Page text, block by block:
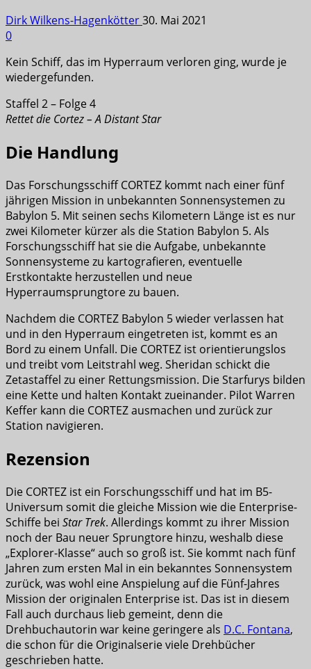
Dirk Wilkens-Hagenkötter30. Mai 2021
0
Kein Schiff, das im Hyperraum verloren ging, wurde je
wiedergefunden.
Staffel 2 – Folge 4
Rettet die Cortez – A Distant Star
Die Handlung
Das Forschungsschiff CORTEZ kommt nach einer fünf
jährigen Mission in unbekannten Sonnensystemen zu
Babylon 5. Mit seinen sechs Kilometern Länge ist es nur
zwei Kilometer kürzer als die Station Babylon 5. Als
Forschungsschiff hat sie die Aufgabe, unbekannte
Sonnensysteme zu kartografieren, eventuelle
Erstkontakte herzustellen und neue
Hyperraumsprungtore zu bauen.
Nachdem die CORTEZ Babylon 5 wieder verlassen hat
und in den Hyperraum eingetreten ist, kommt es an
Bord zu einem Unfall. Die CORTEZ ist orientierungslos
und treibt vom Leitstrahl weg. Sheridan schickt die
Zetastaffel zu einer Rettungsmission. Die Starfurys bilden
eine Kette und halten Kontakt zueinander. Pilot Warren
Keffer kann die CORTEZ ausmachen und zurück zur
Station navigieren.
Rezension
Die CORTEZ ist ein Forschungsschiff und hat im B5-
Universum somit die gleiche Mission wie die Enterprise-
Schiffe bei Star Trek. Allerdings kommt zu ihrer Mission
noch der Bau neuer Sprungtore hinzu, weshalb diese
„Explorer-Klasse“ auch so groß ist. Sie kommt nach fünf
Jahren zum ersten Mal in ein bekanntes Sonnensystem
zurück, was wohl eine Anspielung auf die Fünf-Jahres
Mission der originalen Enterprise ist. Das ist in diesem
Fall auch durchaus lieb gemeint, denn die
Drehbuchautorin war keine geringere als D.C. Fontana,
die schon für die Originalserie viele Drehbücher
geschrieben hatte.